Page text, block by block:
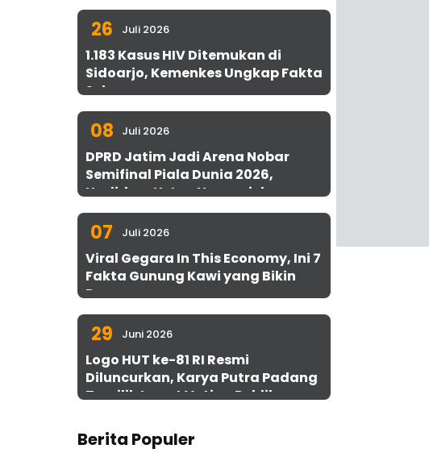
26 Juli 2026
1.183 Kasus HIV Ditemukan di
Sidoarjo, Kemenkes Ungkap Fakta
Sebenarnya
08 Juli 2026
DPRD Jatim Jadi Arena Nobar
Semifinal Piala Dunia 2026,
Hadirkan Uston Nawawi dan
UMKM Gratis untuk 1.000 Warga
07 Juli 2026
Viral Gegara In This Economy, Ini 7
Fakta Gunung Kawi yang Bikin
Penasaran
29 Juni 2026
Logo HUT ke-81 RI Resmi
Diluncurkan, Karya Putra Padang
Terpilih Lewat Voting Publik
Berita Populer